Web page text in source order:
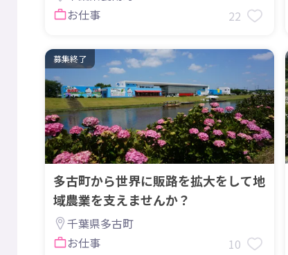
お仕事
22
募集終了
多古町から世界に販路を拡大をして地
域農業を支えませんか？
千葉県多古町
お仕事
10